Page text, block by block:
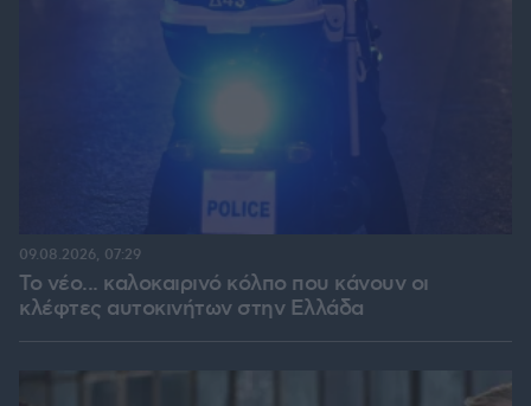
Το νέο... καλοκαιρινό κόλπο που κάνουν οι
κλέφτες αυτοκινήτων στην Ελλάδα
09.08.2026, 07:29